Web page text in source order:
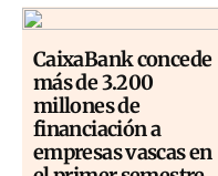
CaixaBank concede
más de 3.200
millones de
financiación a
empresas vascas en